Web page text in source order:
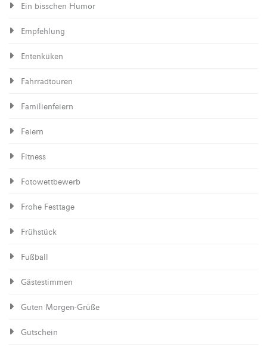
Ein bisschen Humor
Empfehlung
Entenküken
Fahrradtouren
Familienfeiern
Feiern
Fitness
Fotowettbewerb
Frohe Festtage
Frühstück
Fußball
Gästestimmen
Guten Morgen-Grüße
Gutschein